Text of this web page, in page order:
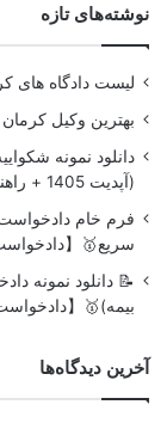
نوشته‌های تازه
لیست دادگاه های
بهترین وکیل
دانلود نمونه
(آپدیت 1405 + راهنمای پزشکی قانونی)
فرم خام
سریع🥇【
📝 دانلود نمونه
بیمه)🥇【
آخرین دیدگاه‌ها